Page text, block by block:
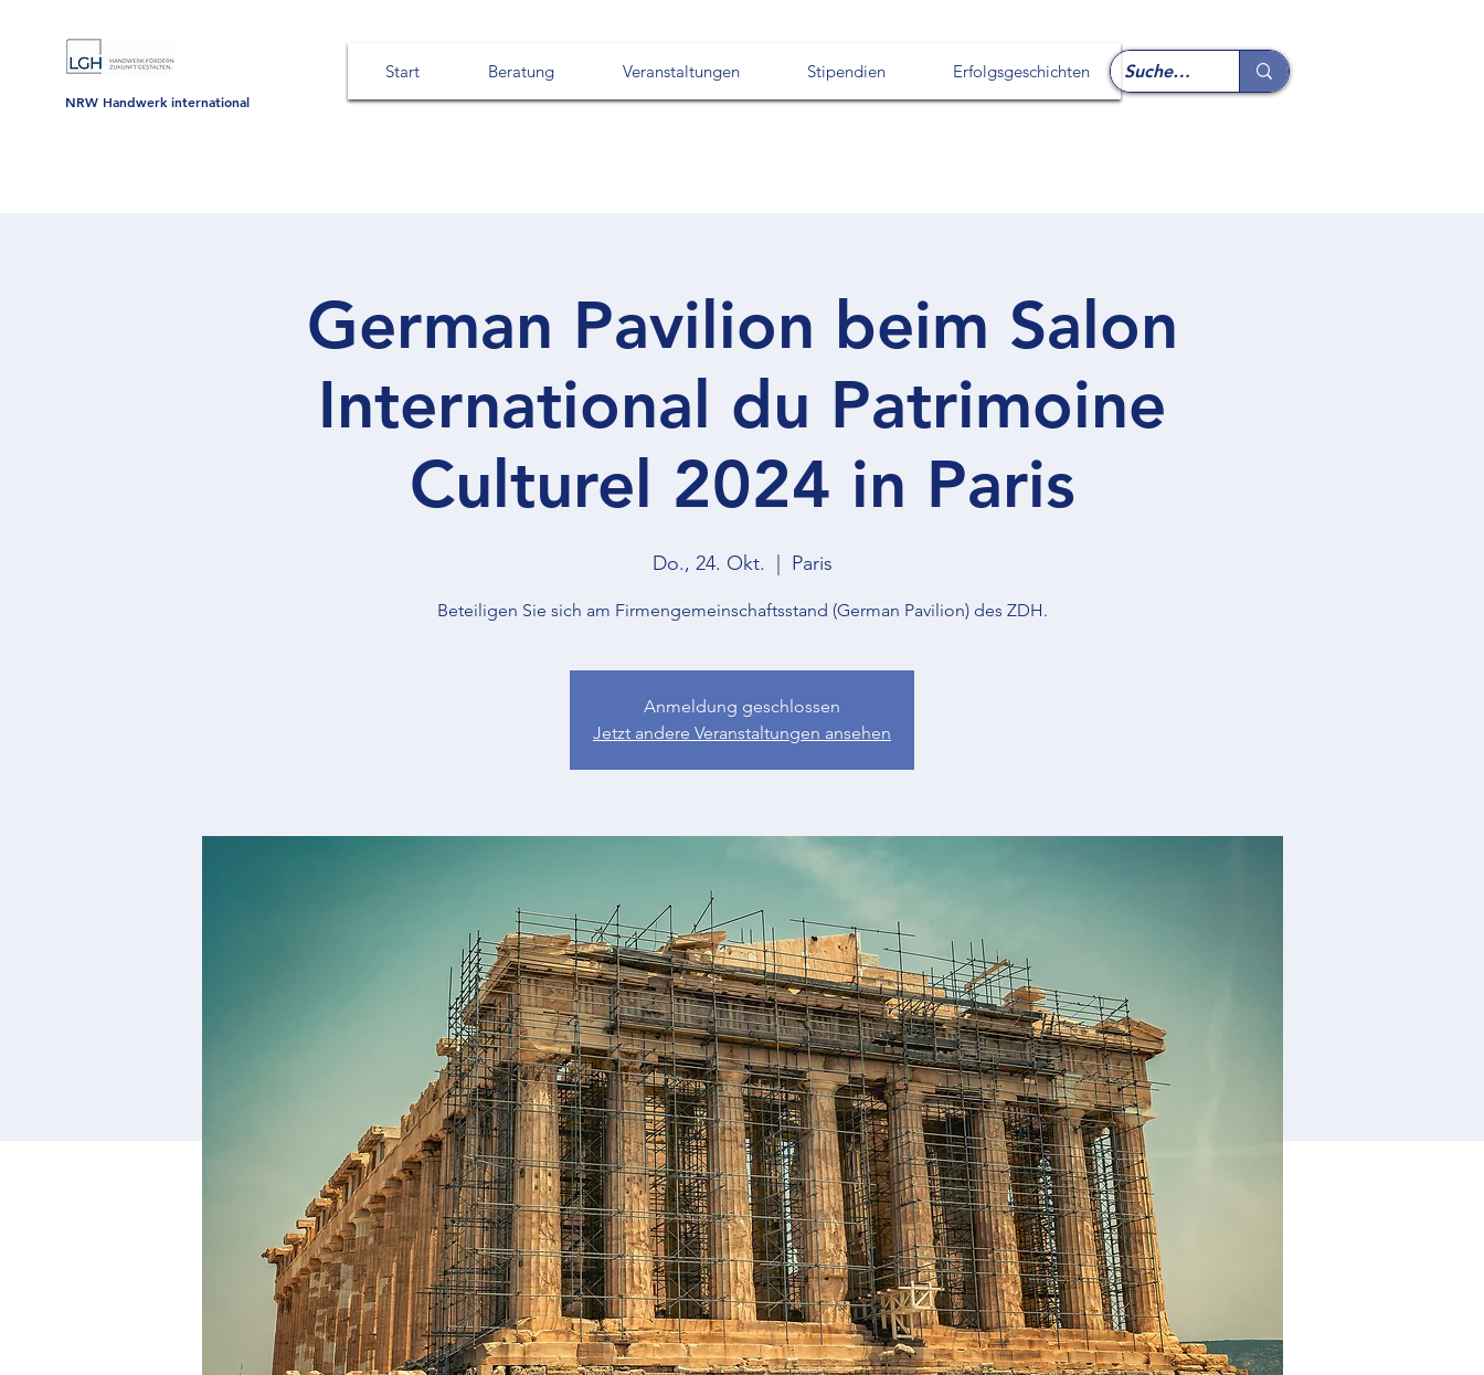
NRW Handwerk international
Start Beratung Veranstaltungen Stipendien Erfolgsgeschichten
German Pavilion beim Salon
International du Patrimoine
Culturel 2024 in Paris
Do., 24. Okt. Paris
Beteiligen Sie sich am Firmengemeinschaftsstand (German Pavilion) des ZDH.
Anmeldung geschlossen
Jetzt andere Veranstaltungen ansehen